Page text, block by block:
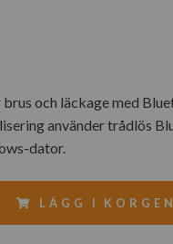
och läckage med
använder trådlös
dator.
LÄGG I KORGEN